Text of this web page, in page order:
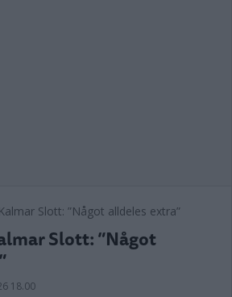
Slott: ”Något
18.00